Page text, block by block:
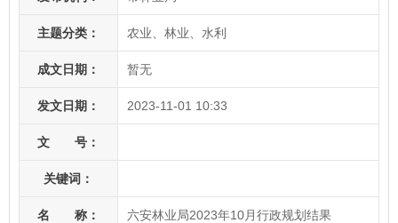
主题分类： 农业、林业、水利
成文日期： 暂无
发文日期： 2023-11-01 10:33
文 号：
关键词：
名 称： 六安林业局2023年10月行政规划结果